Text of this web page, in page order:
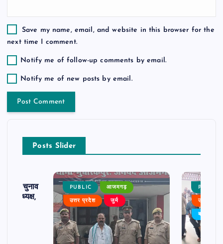
Save my name, email, and website in this browser for the
next time I comment.
Notify me of follow-up comments by email.
Notify me of new posts by email.
Posts Slider
का चुनाव
बने अध्यक्ष,
PUBLIC आजमगढ़
उत्तर प्रदेश जुर्म
PUBLIC
उत्तर
बड़ी खबर